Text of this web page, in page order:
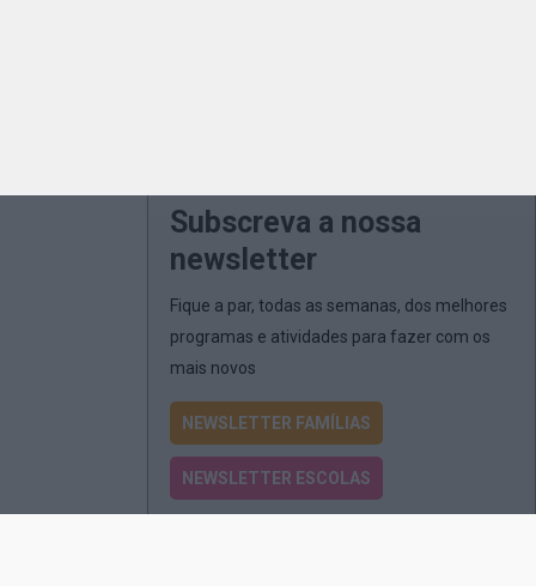
Subscreva a nossa
newsletter
Fique a par, todas as semanas, dos melhores
programas e atividades para fazer com os
mais novos
NEWSLETTER FAMÍLIAS
NEWSLETTER ESCOLAS